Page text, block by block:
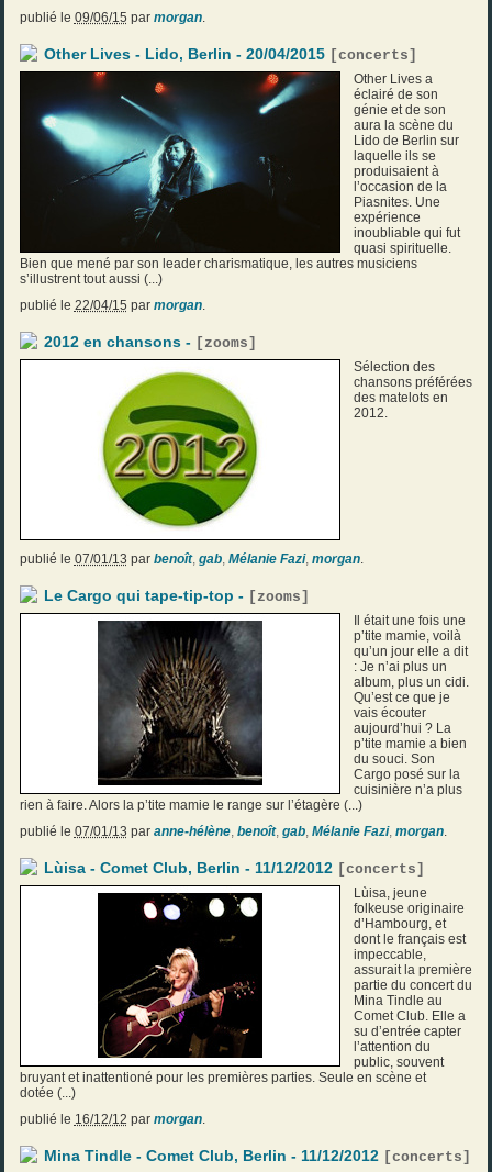
publié le 09/06/15 par morgan.
Other Lives - Lido, Berlin - 20/04/2015 [concerts ]
Other Lives a
éclairé de son
génie et de son
aura la scène du
Lido de Berlin sur
laquelle ils se
produisaient à
l’occasion de la
Piasnites. Une
expérience
inoubliable qui fut
quasi spirituelle.
Bien que mené par son leader charismatique, les autres musiciens
s’illustrent tout aussi (...)
publié le 22/04/15 par morgan.
2012 en chansons - [ zooms ]
Sélection des
chansons préférées
des matelots en
2012.
publié le 07/01/13 par benoît, gab, Mélanie Fazi, morgan.
Le Cargo qui tape-tip-top - [ zooms ]
Il était une fois une
p’tite mamie, voilà
qu’un jour elle a dit
: Je n’ai plus un
album, plus un cidi.
Qu’est ce que je
vais écouter
aujourd’hui ? La
p’tite mamie a bien
du souci. Son
Cargo posé sur la
cuisinière n’a plus
rien à faire. Alors la p’tite mamie le range sur l’étagère (...)
publié le 07/01/13 par anne-hélène, benoît, gab, Mélanie Fazi, morgan.
Lùisa - Comet Club, Berlin - 11/12/2012 [concerts ]
Lùisa, jeune
folkeuse originaire
d’Hambourg, et
dont le français est
impeccable,
assurait la première
partie du concert du
Mina Tindle au
Comet Club. Elle a
su d’entrée capter
l’attention du
public, souvent
bruyant et inattentioné pour les premières parties. Seule en scène et
dotée (...)
publié le 16/12/12 par morgan.
Mina Tindle - Comet Club, Berlin - 11/12/2012 [concerts ]